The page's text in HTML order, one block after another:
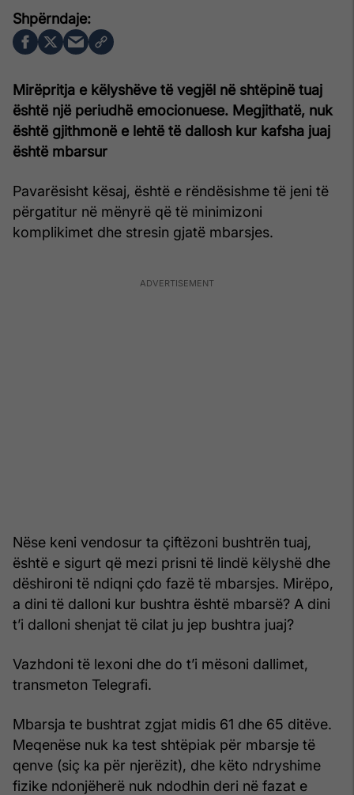
Mirëpritja e këlyshëve të vegjël në shtëpinë tuaj
është një periudhë emocionuese. Megjithatë, nuk
është gjithmonë e lehtë të dallosh kur kafsha juaj
është mbarsur
Pavarësisht kësaj, është e rëndësishme të jeni të
përgatitur në mënyrë që të minimizoni
komplikimet dhe stresin gjatë mbarsjes.
Nëse keni vendosur ta çiftëzoni bushtrën tuaj,
është e sigurt që mezi prisni të lindë këlyshë dhe
dëshironi të ndiqni çdo fazë të mbarsjes. Mirëpo,
a dini të dalloni kur bushtra është mbarsë? A dini
t’i dalloni shenjat të cilat ju jep bushtra juaj?
Vazhdoni të lexoni dhe do t’i mësoni dallimet,
transmeton Telegrafi.
Mbarsja te bushtrat zgjat midis 61 dhe 65 ditëve.
Meqenëse nuk ka test shtëpiak për mbarsje të
qenve (siç ka për njerëzit), dhe këto ndryshime
fizike ndonjëherë nuk ndodhin deri në fazat e